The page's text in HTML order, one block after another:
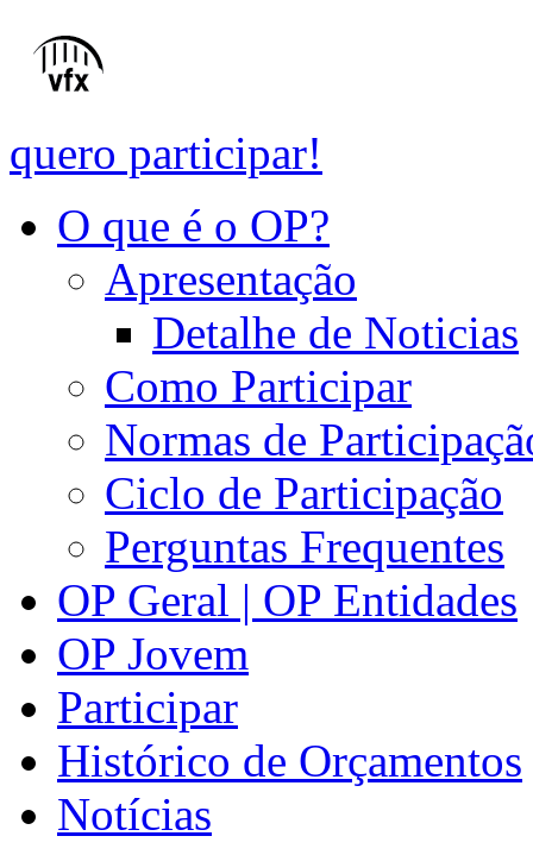
quero participar!
O que é o OP?
Apresentação
Detalhe de Noticias
Como Participar
Normas de
Ciclo de Participação
Perguntas Frequentes
OP Geral | OP Entidades
OP Jovem
Participar
Histórico de Orçamentos
Notícias